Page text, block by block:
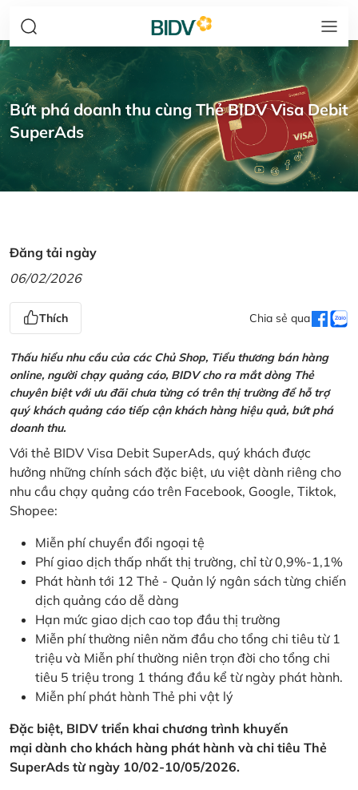
Bứt phá doanh thu cùng Thẻ BIDV Visa Debit
SuperAds
Đăng tải ngày
06/02/2026
Thích Chia sẻ qua
Thấu hiểu nhu cầu của các Chủ Shop, Tiểu thương bán hàng
online, người chạy quảng cáo, BIDV cho ra mắt dòng Thẻ
chuyên biệt với ưu đãi chưa từng có trên thị trường để hỗ trợ
quý khách quảng cáo tiếp cận khách hàng hiệu quả, bứt phá
doanh thu.
Với thẻ BIDV Visa Debit SuperAds, quý khách được
hưởng những chính sách đặc biệt, ưu việt dành riêng cho
nhu cầu chạy quảng cáo trên Facebook, Google, Tiktok,
Shopee:
Miễn phí chuyển đổi ngoại tệ
Phí giao dịch thấp nhất thị trường, chỉ từ 0,9%-1,1%
Phát hành tới 12 Thẻ - Quản lý ngân sách từng chiến
dịch quảng cáo dễ dàng
Hạn mức giao dịch cao top đầu thị trường
Miễn phí thường niên năm đầu cho tổng chi tiêu từ 1
triệu và Miễn phí thường niên trọn đời cho tổng chi
tiêu 5 triệu trong 1 tháng đầu kể từ ngày phát hành.
Miễn phí phát hành Thẻ phi vật lý
Đặc biệt, BIDV triển khai chương trình khuyến
mại dành cho khách hàng phát hành và chi tiêu Thẻ
SuperAds từ ngày 10/02-10/05/2026.